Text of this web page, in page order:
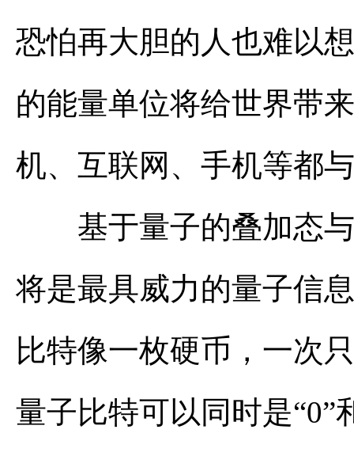
恐怕再大胆的人也难以
的能量单位将给世界带
机、互联网、手机等都
基于量子的叠加态与
将是最具威力的量子信
比特像一枚硬币，一次
量子比特可以同时是“0”